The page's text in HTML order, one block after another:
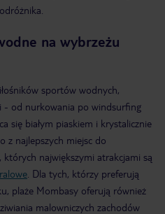
na wybrzeżu
sportów wodnych,
- od nurkowania po windsurfing
się białym piaskiem i krystalicznie
z najlepszych miejsc do
największymi atrakcjami są
. Dla tych, którzy preferują
plaże Mombasy oferują również
malowniczych zachodów